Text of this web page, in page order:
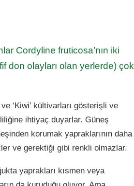
Cordyline fruticosa’nın iki
don olayları olan yerlerde) çok
‘Kiwi’ kültivarları gösterişli ve
ihtiyaç duyarlar. Güneş
korumak yapraklarının daha
ve gerektiği gibi renkli olmazlar.
yaprakları kısmen veya